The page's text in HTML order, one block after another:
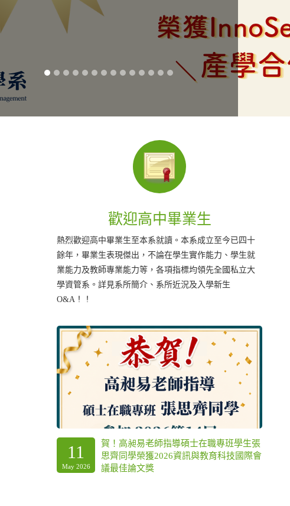
課程資訊
學士班規劃了四個特色課程學群：企業電子化、網路與
資料庫應用、多媒體與行動應用、軟體開發與管理。學
生可依興趣與未來發展，有系統的學習。並規劃一學年
「專題實驗」總結性課程，統整四年所學的專業知識於
實務應用上，以縮短學用落差，增進職場競爭力。
23
Dec 2025
賀！114學年度專題競賽成果嘉年華獲獎
名單！